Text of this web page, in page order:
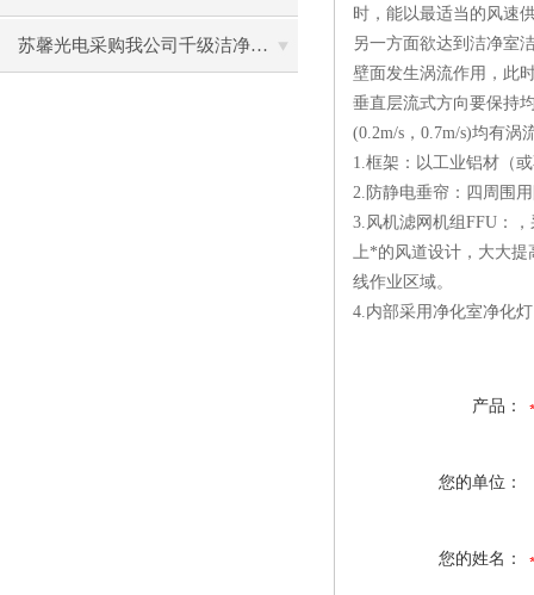
苏馨光电采购我公司千级洁净棚普通工作台一批（7月07日）已顺利交货
时，能以最适当的风速
另一方面欲达到洁净室
壁面发生涡流作用，此
垂直层流式方向要保持
(0.2m/s，0.7m/s)均有涡
1.框架：以工业铝材（
2.防静电垂帘：四周围
3.风机滤网机组FFU：
上*的风道设计，大大提
线作业区域。
4.内部采用净化室净化
产品：
您的单位：
您的姓名：